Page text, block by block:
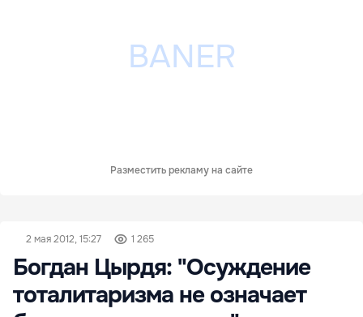
Разместить рекламу на сайте
2 мая 2012, 15:27 1 265
Богдан Цырдя: "Осуждение
тоталитаризма не означает